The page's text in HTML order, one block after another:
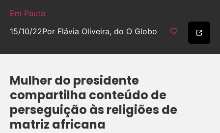
Em Pauta
15/10/22Por Flávia Oliveira, do O Globo
Mulher do presidente
compartilha conteúdo de
perseguição às religiões de
matriz africana